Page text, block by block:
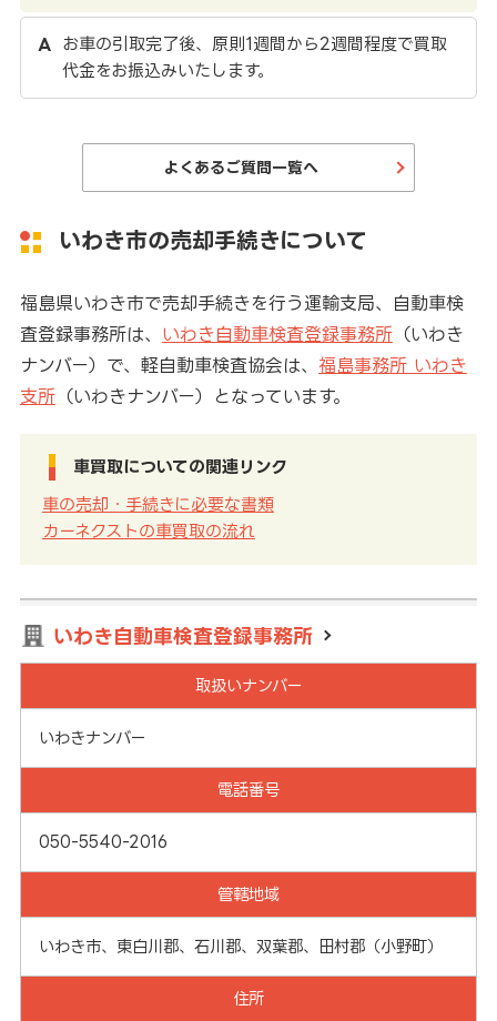
お車の引取完了後、原則1週間から2週間程度で買取
代金をお振込みいたします。
よくあるご質問一覧へ
いわき市の売却手続きについて
福島県いわき市で売却手続きを行う運輸支局、自動車検
査登録事務所は、 いわき自動車検査登録事務所（いわき
ナンバー）で、軽自動車検査協会は、 福島事務所 いわき
支所（いわきナンバー）となっています。
車買取についての関連リンク
車の売却・手続きに必要な書類
カーネクストの車買取の流れ
いわき自動車検査登録事務所
取扱いナンバー
いわきナンバー
電話番号
050-5540-2016
管轄地域
いわき市、東白川郡、石川郡、双葉郡、田村郡（小野町）
住所